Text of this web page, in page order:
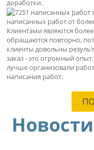
доработки.
написанных работ от
Клиентами являются
обращаются повторно,
клиенты довольны
заказ - это огромный
лучше организовали
написания работ.
Новости